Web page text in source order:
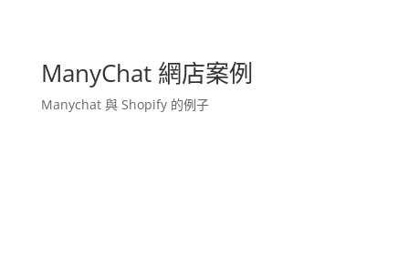
ManyChat 網店案例
Manychat 與 Shopify 的例子